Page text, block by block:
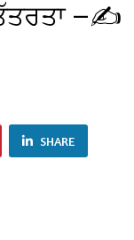
—✍️
SHARE